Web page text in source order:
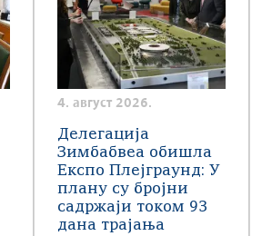
4. август 2026.
Делегација
Зимбабвеа обишла
Експо Плејграунд: У
плану су бројни
садржаји током 93
дана трајања